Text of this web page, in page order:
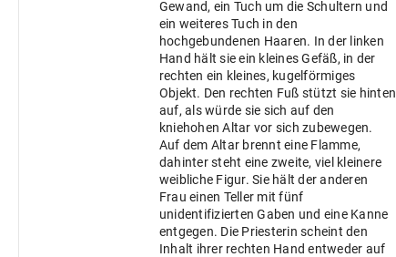
Gewand, ein Tuch um die Schultern und
ein weiteres Tuch in den
hochgebundenen Haaren. In der linken
Hand hält sie ein kleines Gefäß, in der
rechten ein kleines, kugelförmiges
Objekt. Den rechten Fuß stützt sie hinten
auf, als würde sie sich auf den
kniehohen Altar vor sich zubewegen.
Auf dem Altar brennt eine Flamme,
dahinter steht eine zweite, viel kleinere
weibliche Figur. Sie hält der anderen
Frau einen Teller mit fünf
unidentifizierten Gaben und eine Kanne
entgegen. Die Priesterin scheint den
Inhalt ihrer rechten Hand entweder auf